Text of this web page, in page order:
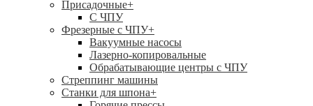
Присадочные+
С ЧПУ
Фрезерные с ЧПУ+
Вакуумные насосы
Лазерно-копировальные
Обрабатывающие центры с ЧПУ
Стреппинг машины
Станки для шпона+